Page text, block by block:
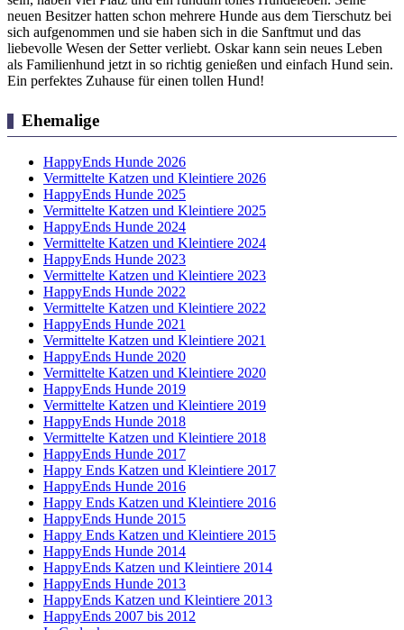
neuen Besitzer hatten schon mehrere Hunde aus dem Tierschutz bei
sich aufgenommen und sie haben sich in die Sanftmut und das
liebevolle Wesen der Setter verliebt. Oskar kann sein neues Leben
als Familienhund jetzt in so richtig genießen und einfach Hund sein.
Ein perfektes Zuhause für einen tollen Hund!
Ehemalige
HappyEnds Hunde 2026
Vermittelte Katzen und Kleintiere 2026
HappyEnds Hunde 2025
Vermittelte Katzen und Kleintiere 2025
HappyEnds Hunde 2024
Vermittelte Katzen und Kleintiere 2024
HappyEnds Hunde 2023
Vermittelte Katzen und Kleintiere 2023
HappyEnds Hunde 2022
Vermittelte Katzen und Kleintiere 2022
HappyEnds Hunde 2021
Vermittelte Katzen und Kleintiere 2021
HappyEnds Hunde 2020
Vermittelte Katzen und Kleintiere 2020
HappyEnds Hunde 2019
Vermittelte Katzen und Kleintiere 2019
HappyEnds Hunde 2018
Vermittelte Katzen und Kleintiere 2018
HappyEnds Hunde 2017
Happy Ends Katzen und Kleintiere 2017
HappyEnds Hunde 2016
Happy Ends Katzen und Kleintiere 2016
HappyEnds Hunde 2015
Happy Ends Katzen und Kleintiere 2015
HappyEnds Hunde 2014
HappyEnds Katzen und Kleintiere 2014
HappyEnds Hunde 2013
HappyEnds Katzen und Kleintiere 2013
HappyEnds 2007 bis 2012